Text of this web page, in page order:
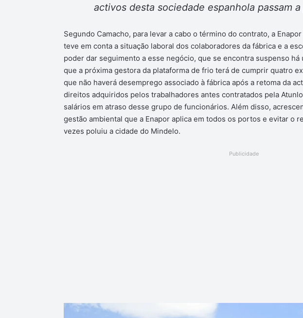
activos desta sociedade espanhola passam
Segundo Camacho, para levar a cabo o término do contrato, a
teve em conta a situação laboral dos colaboradores da fábrica e a
poder dar seguimento a esse negócio, que se encontra suspenso há
que a próxima gestora da plataforma de frio terá de cumprir quatro
que não haverá desemprego associado à fábrica após a retoma da
direitos adquiridos pelos trabalhadores antes contratados pela
salários em atraso desse grupo de funcionários. Além disso,
gestão ambiental que a Enapor aplica em todos os portos e evitar o
vezes poluiu a cidade do Mindelo.
Publicidade